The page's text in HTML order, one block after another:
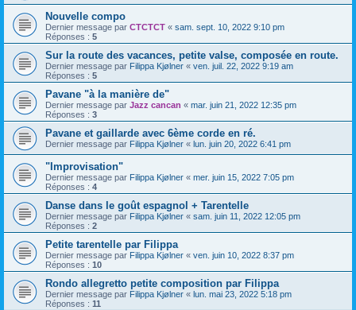
Nouvelle compo
Dernier message par CTCTCT « sam. sept. 10, 2022 9:10 pm
Réponses : 5
Sur la route des vacances, petite valse, composée en route.
Dernier message par Filippa Kjølner « ven. juil. 22, 2022 9:19 am
Réponses : 5
Pavane "à la manière de"
Dernier message par Jazz cancan « mar. juin 21, 2022 12:35 pm
Réponses : 3
Pavane et gaillarde avec 6ème corde en ré.
Dernier message par Filippa Kjølner « lun. juin 20, 2022 6:41 pm
"Improvisation"
Dernier message par Filippa Kjølner « mer. juin 15, 2022 7:05 pm
Réponses : 4
Danse dans le goût espagnol + Tarentelle
Dernier message par Filippa Kjølner « sam. juin 11, 2022 12:05 pm
Réponses : 2
Petite tarentelle par Filippa
Dernier message par Filippa Kjølner « ven. juin 10, 2022 8:37 pm
Réponses : 10
Rondo allegretto petite composition par Filippa
Dernier message par Filippa Kjølner « lun. mai 23, 2022 5:18 pm
Réponses : 11